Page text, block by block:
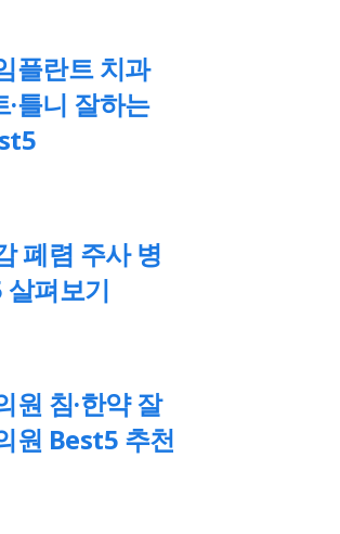
플란트 치과
틀니 잘하는
폐렴 주사 병
펴보기
원 침·한약 잘
원 Best5 추천